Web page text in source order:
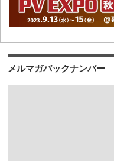
メルマガバックナンバー